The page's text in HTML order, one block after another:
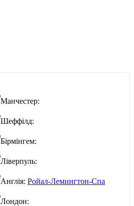
Манчестер:
Шеффілд:
Бірмінгем:
Ліверпуль:
Англія: Ройал-Лемингтон-Спа
Лондон: